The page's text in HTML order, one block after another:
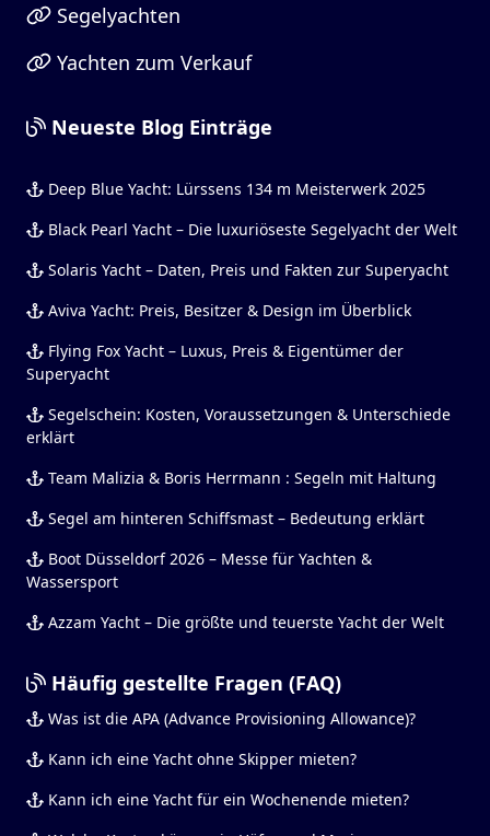
Segelyachten
Yachten zum Verkauf
Neueste Blog Einträge
Deep Blue Yacht: Lürssens 134 m Meisterwerk 2025
Black Pearl Yacht – Die luxuriöseste Segelyacht der Welt
Solaris Yacht – Daten, Preis und Fakten zur Superyacht
Aviva Yacht: Preis, Besitzer & Design im Überblick
Flying Fox Yacht – Luxus, Preis & Eigentümer der
Superyacht
Segelschein: Kosten, Voraussetzungen & Unterschiede
erklärt
Team Malizia & Boris Herrmann : Segeln mit Haltung
Segel am hinteren Schiffsmast – Bedeutung erklärt
Boot Düsseldorf 2026 – Messe für Yachten &
Wassersport
Azzam Yacht – Die größte und teuerste Yacht der Welt
Häufig gestellte Fragen (FAQ)
Was ist die APA (Advance Provisioning Allowance)?
Kann ich eine Yacht ohne Skipper mieten?
Kann ich eine Yacht für ein Wochenende mieten?